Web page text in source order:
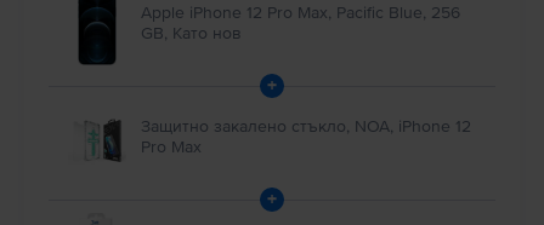
Apple iPhone 12 Pro Max, Pacific Blue, 256
GB, Като нов
+
Защитно закалено стъкло, NOA, iPhone 12
Pro Max
+